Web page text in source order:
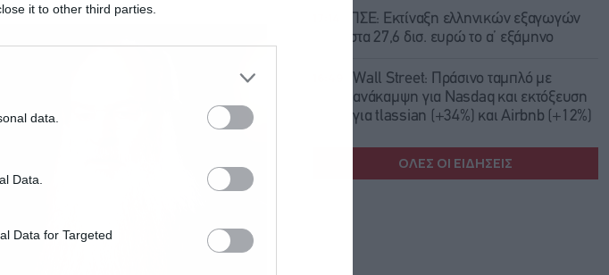
it to other third parties.
data.
Data.
Data for Targeted
ΠΣΕ: Εκτίναξη ελληνικών εξαγωγών
στα 27,6 δισ. ευρώ το α’ εξάμηνο
Wall Street: Πράσινο ταμπλό με
ανάκαμψη για Nasdaq και εκτόξευση
για tlassian (+34%) και Airbnb (+12%)
ΟΛΕΣ ΟΙ ΕΙΔΗΣΕΙΣ